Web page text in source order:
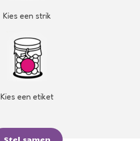
Kies een strik
Kies een etiket